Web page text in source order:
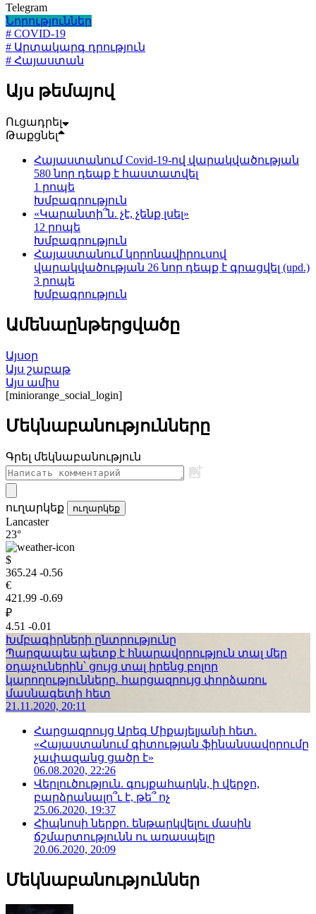
Telegram
Նորություններ
# COVID-19
# Արտակարգ դրություն
# Հայաստան
Այս թեմայով
Ուցադրել
Թաքցնել
Հայաստանում Covid-19-ով վարակվածության
580 նոր դեպք է հաստատվել
1 րոպե
Խմբագրություն
«Կարանտի՞ն. չէ, չենք լսել»
12 րոպե
Խմբագրություն
Հայաստանում կորոնավիրուսով
վարակվածության 26 նոր դեպք է գրացվել (upd.)
3 րոպե
Խմբագրություն
Ամենաընթերցվածը
Այսօր
Այս շաբաթ
Այս ամիս
[miniorange_social_login]
Մեկնաբանությունները
Գրել մեկնաբանություն
ուղարկեք ուղարկեք
Lancaster
23°
$
365.24 -0.56
€
421.99 -0.69
₽
4.51 -0.01
Խմբագիրների ընտրությունը
Պարզապես պետք է հնարավորություն տալ մեր
օդաչուներին՝ ցույց տալ իրենց բոլոր
կարողությունները. հարցազրույց փորձառու
մասնագետի հետ
21.11.2020, 20:11
Հարցազրույց Արեգ Միքայելյանի հետ.
«Հայաստանում գիտության ֆինանսավորումը
չափազանց ցածր է»
06.08.2020, 22:26
Վերլուծություն. գույքահարկն, ի վերջո,
բարձրանալո՞ւ է, թե՞ ոչ
25.06.2020, 19:37
Հիպնոսի ներքո. ենթարկվելու մասին
ճշմարտությունն ու առասպելը
20.06.2020, 20:09
Մեկնաբանություններ